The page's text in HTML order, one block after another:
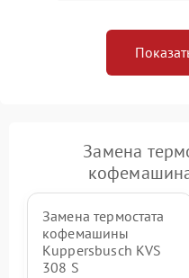
Замена
Замена термостата
кофемашины
Kuppersbusch KVS
308 S